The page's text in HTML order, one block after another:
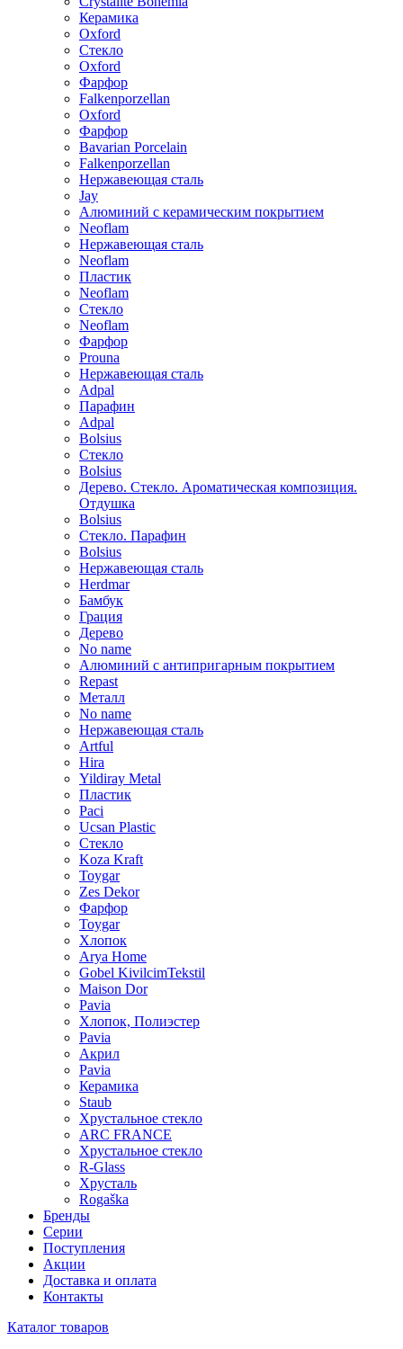
Керамика
Oxford
Стекло
Oxford
Фарфор
Falkenporzellan
Oxford
Фарфор
Bavarian Porcelain
Falkenporzellan
Нержавеющая сталь
Jay
Алюминий с керамическим покрытием
Neoflam
Нержавеющая сталь
Neoflam
Пластик
Neoflam
Стекло
Neoflam
Фарфор
Prouna
Нержавеющая сталь
Adpal
Парафин
Adpal
Bolsius
Стекло
Bolsius
Дерево. Стекло. Ароматическая композиция.
Отдушка
Bolsius
Стекло. Парафин
Bolsius
Нержавеющая сталь
Herdmar
Бамбук
Грация
Дерево
No name
Алюминий с антипригарным покрытием
Repast
Металл
No name
Нержавеющая сталь
Artful
Hira
Yildiray Metal
Пластик
Paci
Ucsan Plastic
Стекло
Koza Kraft
Toygar
Zes Dekor
Фарфор
Toygar
Хлопок
Arya Home
Gobel KivilcimTekstil
Maison Dor
Pavia
Хлопок, Полиэстер
Pavia
Акрил
Pavia
Керамика
Staub
Хрустальное стекло
ARC FRANCE
Хрустальное стекло
R-Glass
Хрусталь
Rogaška
Бренды
Серии
Поступления
Акции
Доставка и оплата
Контакты
Каталог товаров